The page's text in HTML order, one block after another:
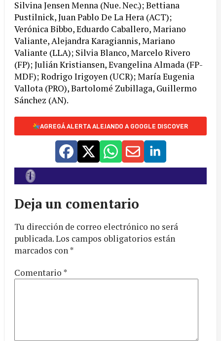
Silvina Jensen Menna (Nue. Nec.); Bettiana
Pustilnick, Juan Pablo De La Hera (ACT);
Verónica Bibbo, Eduardo Caballero, Mariano
Valiante, Alejandra Karagiannis, Mariano
Valiante (LLA); Silvia Blanco, Marcelo Rivero
(FP); Julián Kristiansen, Evangelina Almada (FP-
MDF); Rodrigo Irigoyen (UCR); María Eugenia
Vallota (PRO), Bartolomé Zubillaga, Guillermo
Sánchez (AN).
AGREGÁ ALERTA ALEJANDO A GOOGLE DISCOVER
Deja un comentario
Tu dirección de correo electrónico no será
publicada.Los campos obligatorios están
marcados con*
Comentario *